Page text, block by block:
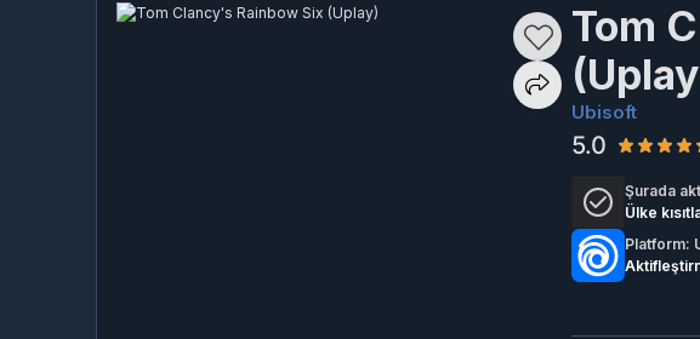
Tom
Ubisoft
5.0
Şurada
Ülke
Platform: